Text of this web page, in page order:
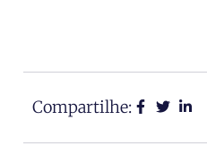
Compartilhe: